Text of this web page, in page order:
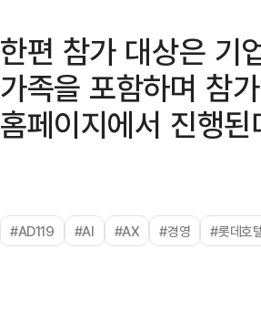
한편 참가 대상은 기
가족을 포함하며 참
홈페이지에서 진행된
#AD119 #AI #AX #경영 #롯데호